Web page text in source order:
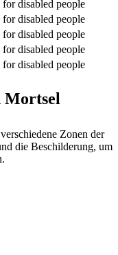
disabled people
disabled people
disabled people
disabled people
disabled people
Mortsel
Zonen der
die Beschilderung, um